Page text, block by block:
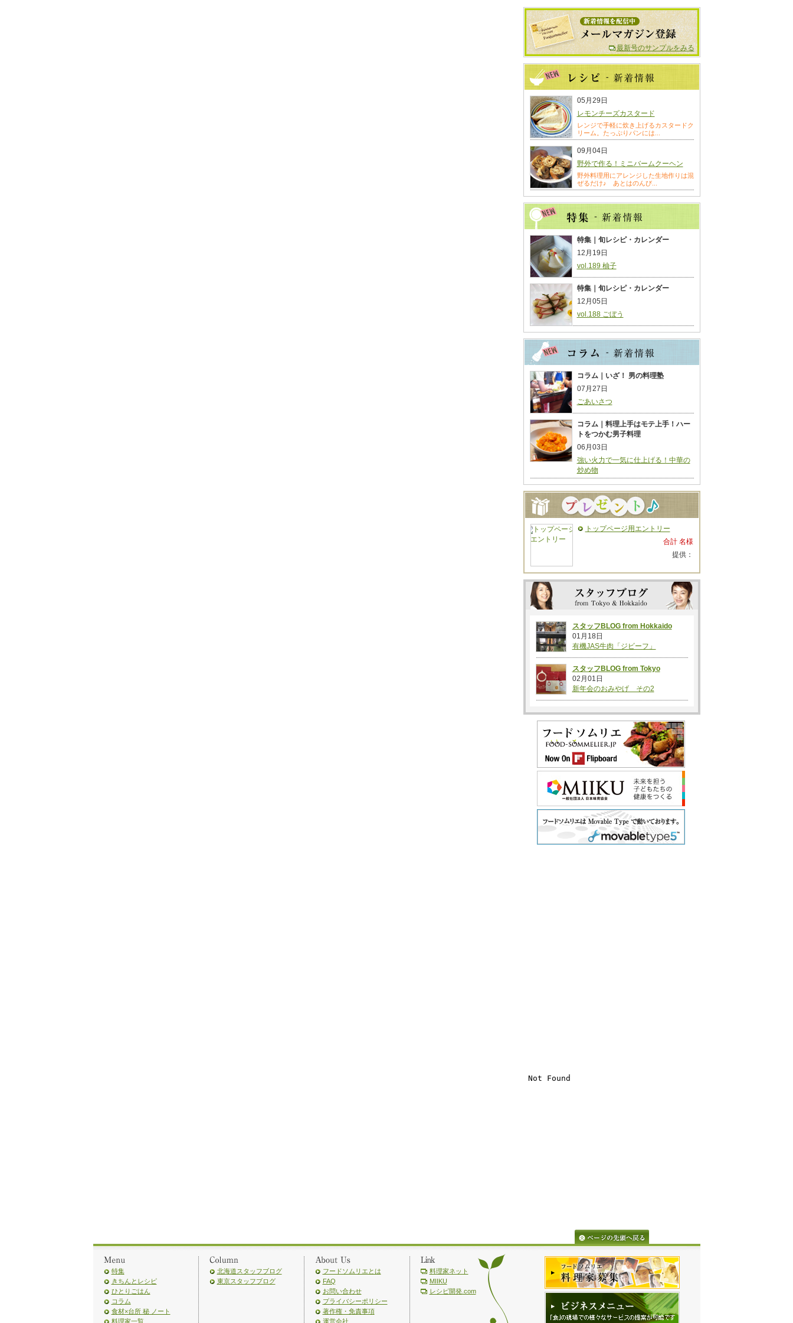
最新号のサンプルをみる
05月29日
レモンチーズカスタード
レンジで手軽に炊き上げるカスタードク
リーム。たっぷりパンには...
09月04日
野外で作る！ミニバームクーヘン
野外料理用にアレンジした生地作りは混
ぜるだけ♪ あとはのんび...
特集｜旬レシピ・カレンダー
12月19日
vol.189 柚子
特集｜旬レシピ・カレンダー
12月05日
vol.188 ごぼう
コラム｜いざ！ 男の料理塾
07月27日
ごあいさつ
コラム｜料理上手はモテ上手！ハー
トをつかむ男子料理
06月03日
強い火力で一気に仕上げる！中華の
炒め物
トップページ用エントリー
合計 名様
提供：
スタッフBLOG from Hokkaido
01月18日
有機JAS牛肉「ジビーフ」
スタッフBLOG from Tokyo
02月01日
新年会のおみやげ その2
特集
きちんとレシピ
ひとりごはん
コラム
食材×台所 秘 ノート
料理家一覧
北海道スタッフブログ
東京スタッフブログ
フードソムリエとは
FAQ
お問い合わせ
プライバシーポリシー
著作権・免責事項
運営会社
料理家ネット
MIIKU
レシピ開発.com